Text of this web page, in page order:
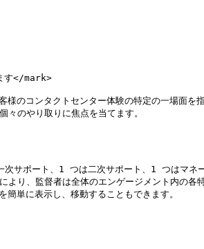
す</mark>
のコンタクトセンター体験の特定の一場面を
のやり取りに焦点を当てます。
ポート、1 つは二次サポート、1 つはマネ
り、監督者は全体のエンゲージメント内の各
単に表示し、移動することもできます。